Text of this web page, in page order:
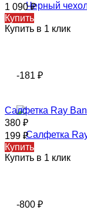
1 090₽
Купить
Купить в 1 клик
-181 ₽
Салфетка Ray Ban
380 ₽
199 ₽
Купить
Купить в 1 клик
-800 ₽